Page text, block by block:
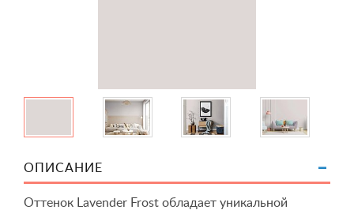
ОПИСАНИЕ
Оттенок Lavender Frost обладает уникальной